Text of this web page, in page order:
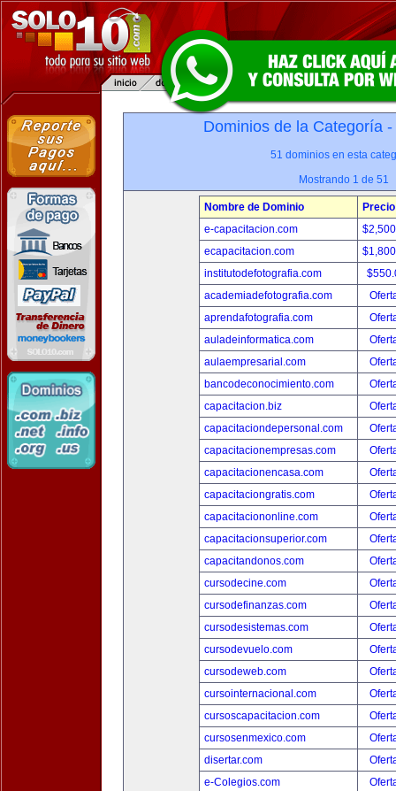
Dominios de la Categoría -
51 dominios en esta
Mostrando 1 de 51
Nombre de Dominio
Precio
e-capacitacion.com
ecapacitacion.com
institutodefotografia.com
academiadefotografia.com
aprendafotografia.com
auladeinformatica.com
aulaempresarial.com
bancodeconocimiento.com
capacitacion.biz
capacitaciondepersonal.com
capacitacionempresas.com
capacitacionencasa.com
capacitaciongratis.com
capacitaciononline.com
capacitacionsuperior.com
capacitandonos.com
cursodecine.com
cursodefinanzas.com
cursodesistemas.com
cursodevuelo.com
cursodeweb.com
cursointernacional.com
cursoscapacitacion.com
cursosenmexico.com
disertar.com
e-Colegios.com